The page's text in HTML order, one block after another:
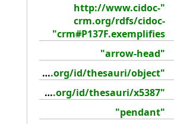
"http://www.cidoc-
crm.org/rdfs/cidoc-
crm#P137F.exemplifies"
"arrow-head"
"http://collection.britishmuseum.org/id/thesauri/object"
"http://collection.britishmuseum.org/id/thesauri/x5387"
"pendant"